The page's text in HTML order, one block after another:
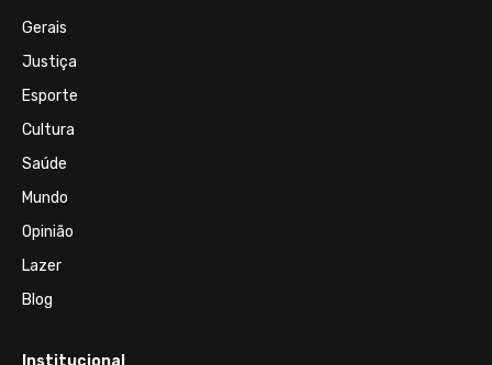
Gerais
Justiça
Esporte
Cultura
Saúde
Mundo
Opinião
Lazer
Blog